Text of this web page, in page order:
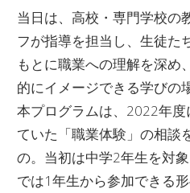
当日は、高校・専門学校の
フが指導を担当し、生徒た
もとに職業への理解を深め
的にイメージできる学びの
本プログラムは、2022年
ていた「職業体験」の相談
の。当初は中学2年生を対
では1年生から参加できる